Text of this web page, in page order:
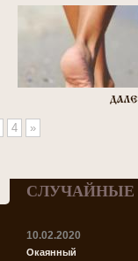
4 »
СЛУЧАЙНЫЕ
10.02.2020
Окаянный